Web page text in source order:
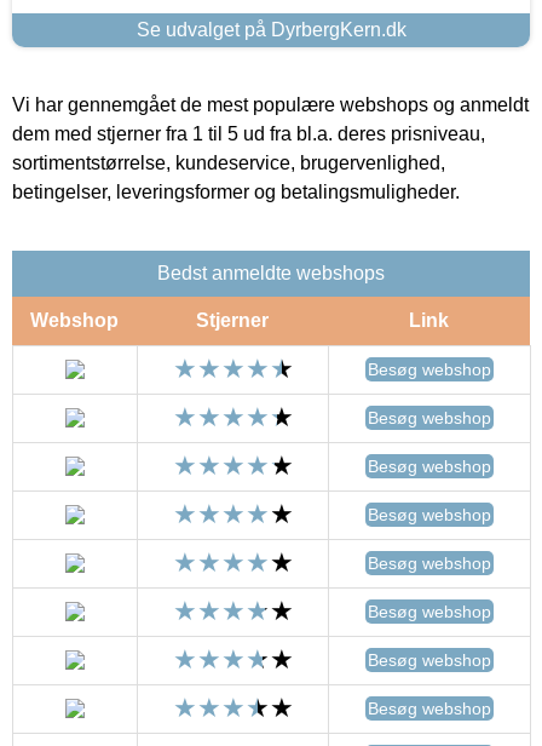
Se udvalget på DyrbergKern.dk
Vi har gennemgået de mest populære webshops og anmeldt
dem med stjerner fra 1 til 5 ud fra bl.a. deres prisniveau,
sortimentstørrelse, kundeservice, brugervenlighed,
betingelser, leveringsformer og betalingsmuligheder.
Bedst anmeldte webshops
Webshop Stjerner Link
Besøg webshop
Besøg webshop
Besøg webshop
Besøg webshop
Besøg webshop
Besøg webshop
Besøg webshop
Besøg webshop